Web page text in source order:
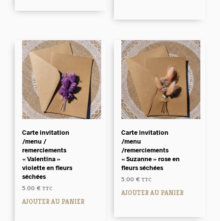
Carte invitation
/menu /
remerciements
« Valentina »
violette en fleurs
séchées
5.00 € TTC
AJOUTER AU PANIER
Carte invitation
/menu
/remerciements
« Suzanne » rose en
fleurs séchées
5.00 € TTC
AJOUTER AU PANIER